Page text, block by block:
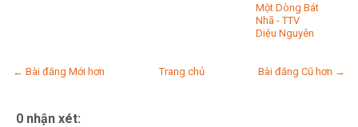
Một Dòng Bát
Nhã - TTV
Diệu Nguyên
← Bài đăng Mới hơn Bài đăng Cũ hơn →
Trang chủ
0 nhận xét: